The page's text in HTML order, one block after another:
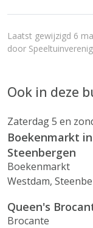
Laatst gewijzigd 6
door
Ook in deze
Zaterdag 5 en
Boekenmarkt
Steenbergen
Boekenmarkt
Westdam,
Queen's
Brocante